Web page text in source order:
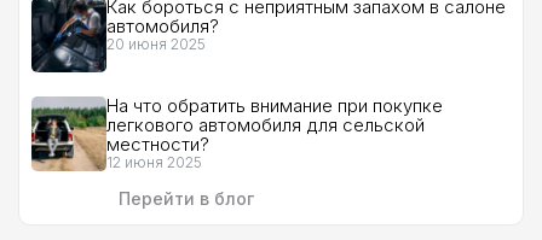
Как бороться с неприятным запахом в салоне
автомобиля?
20 июня 2025
На что обратить внимание при покупке
легкового автомобиля для сельской
местности?
12 июня 2025
Перейти в блог